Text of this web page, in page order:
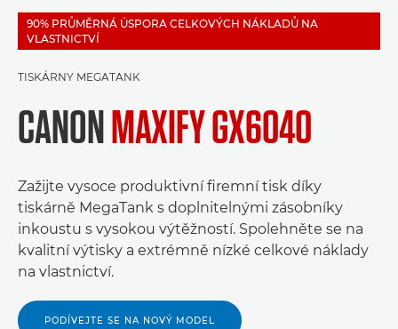
90% PRŮMĚRNÁ ÚSPORA CELKOVÝCH NÁKLADŮ NA
VLASTNICTVÍ
TISKÁRNY MEGATANK
CANONMAXIFY GX6040
Zažijte vysoce produktivní firemní tisk díky
tiskárně MegaTank s doplnitelnými zásobníky
inkoustu s vysokou výtěžností. Spolehněte se na
kvalitní výtisky a extrémně nízké celkové náklady
na vlastnictví.
PODÍVEJTE SE NA NOVÝ MODEL